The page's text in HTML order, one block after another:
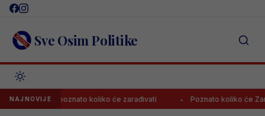
Skip
content Sve Osim Politike
NAJNOVIJEpoznato koliko će zarađivati Poznato koliko će